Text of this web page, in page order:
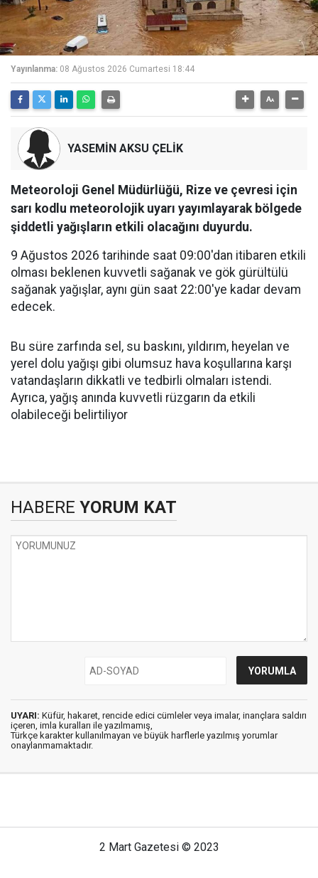
Yayınlanma: 08 Ağustos 2026 Cumartesi 18:44
YASEMİN AKSU ÇELİK
Meteoroloji Genel Müdürlüğü, Rize ve çevresi için
sarı kodlu meteorolojik uyarı yayımlayarak bölgede
şiddetli yağışların etkili olacağını duyurdu.
9 Ağustos 2026 tarihinde saat 09:00'dan itibaren etkili
olması beklenen kuvvetli sağanak ve gök gürültülü
sağanak yağışlar, aynı gün saat 22:00'ye kadar devam
edecek.
Bu süre zarfında sel, su baskını, yıldırım, heyelan ve
yerel dolu yağışı gibi olumsuz hava koşullarına karşı
vatandaşların dikkatli ve tedbirli olmaları istendi.
Ayrıca, yağış anında kuvvetli rüzgarın da etkili
olabileceği belirtiliyor
HABERE YORUM KAT
UYARI: Küfür, hakaret, rencide edici cümleler veya imalar, inançlara saldırı
içeren, imla kuralları ile yazılmamış,
Türkçe karakter kullanılmayan ve büyük harflerle yazılmış yorumlar
onaylanmamaktadır.
2 Mart Gazetesi © 2023